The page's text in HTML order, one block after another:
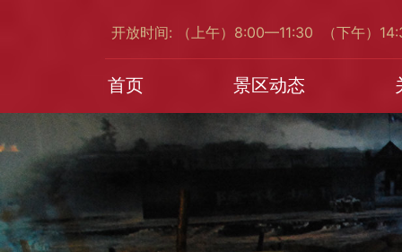
首页 景区动态
开放时间: （上午）8:00—11:30 （下午）14